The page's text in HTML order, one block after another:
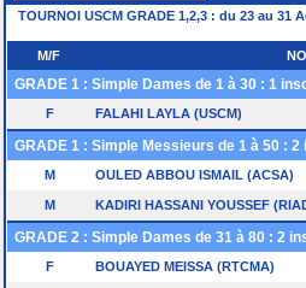
TOURNOI USCM GRADE 1,2,3 : du 23 au
M/F
GRADE 1 : Simple Dames de 1 à 30 : 1
F FALAHI LAYLA (USCM)
GRADE 1 : Simple Messieurs de 1 à 50 :
M OULED ABBOU ISMAIL (ACSA)
M KADIRI HASSANI YOUSSEF
GRADE 2 : Simple Dames de 31 à 80 : 2
F BOUAYED MEISSA (RTCMA)